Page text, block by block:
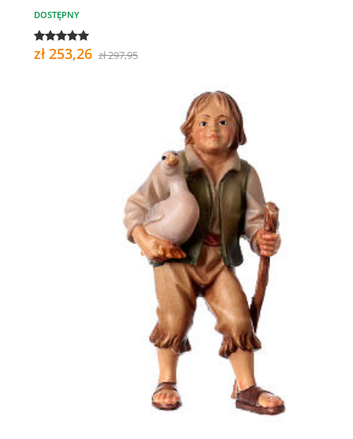
DOSTĘPNY
zł 253,26 zł 297,95